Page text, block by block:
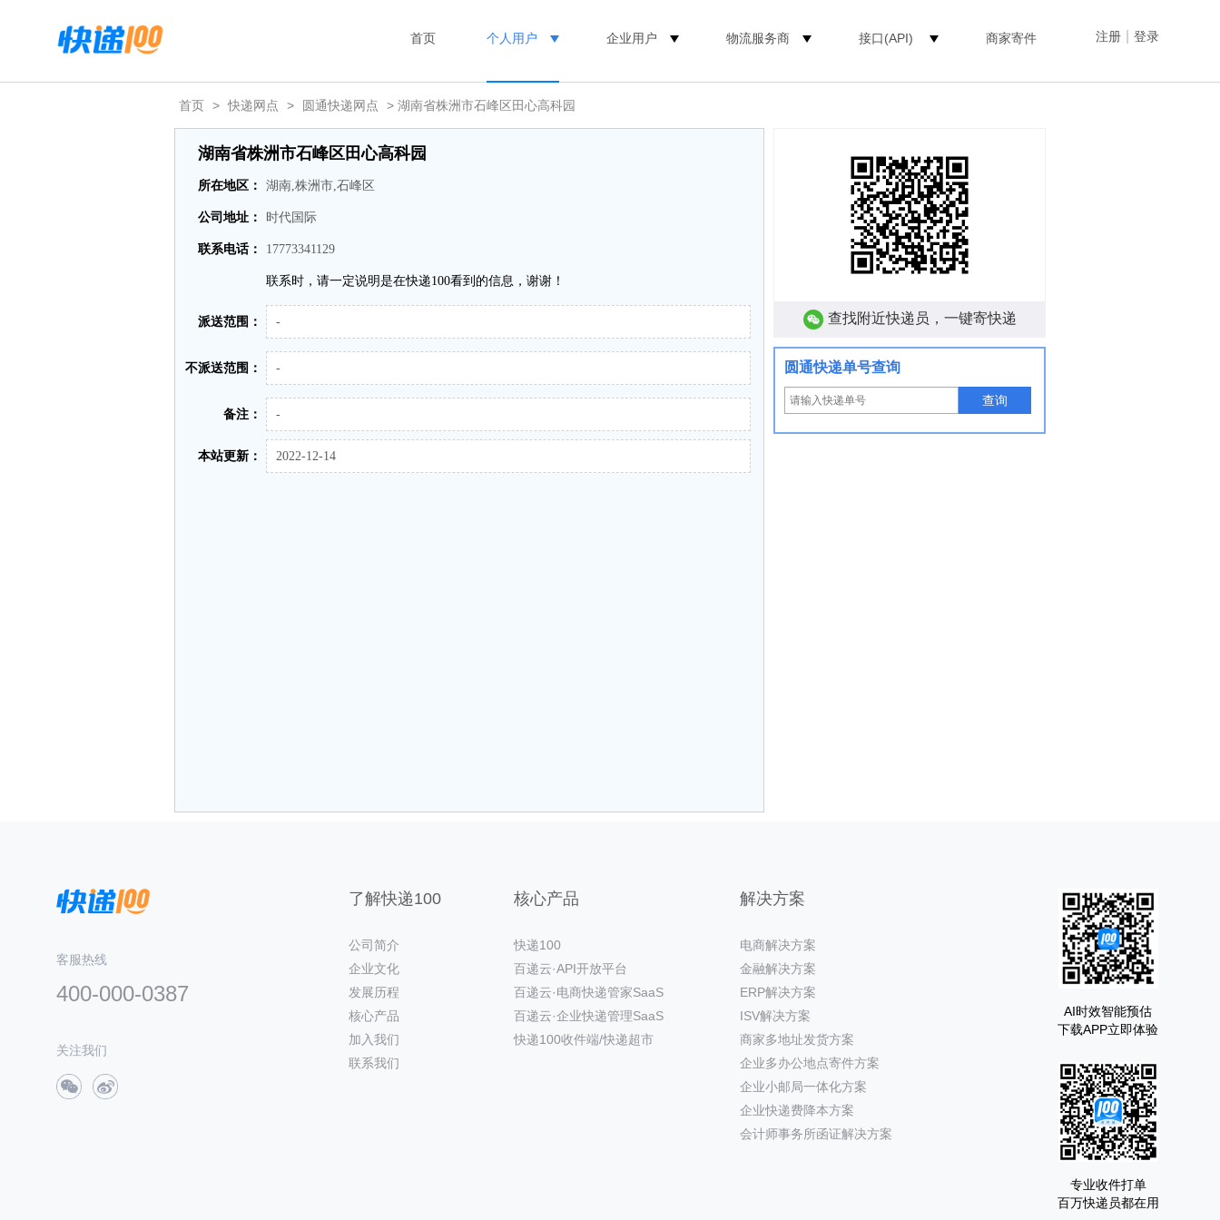
注册 登录
首页 个人用户 企业用户 物流服务商 接口(API) 商家寄件
首页 > 快递网点 > 圆通快递网点 > 湖南省株洲市石峰区田心高科园
湖南省株洲市石峰区田心高科园
所在地区： 湖南,株洲市,石峰区
公司地址： 时代国际
联系电话： 17773341129
联系时，请一定说明是在快递100看到的信息，谢谢！
派送范围： -
不派送范围： -
备注： -
本站更新： 2022-12-14
查找附近快递员，一键寄快递
圆通快递单号查询
查询
客服热线
400-000-0387
关注我们
了解快递100
公司简介
企业文化
发展历程
核心产品
加入我们
联系我们
核心产品
快递100
百递云·API开放平台
百递云·电商快递管家SaaS
百递云·企业快递管理SaaS
快递100收件端/快递超市
解决方案
电商解决方案
金融解决方案
ERP解决方案
ISV解决方案
商家多地址发货方案
企业多办公地点寄件方案
企业小邮局一体化方案
企业快递费降本方案
会计师事务所函证解决方案
AI时效智能预估
下载APP立即体验
专业收件打单
百万快递员都在用